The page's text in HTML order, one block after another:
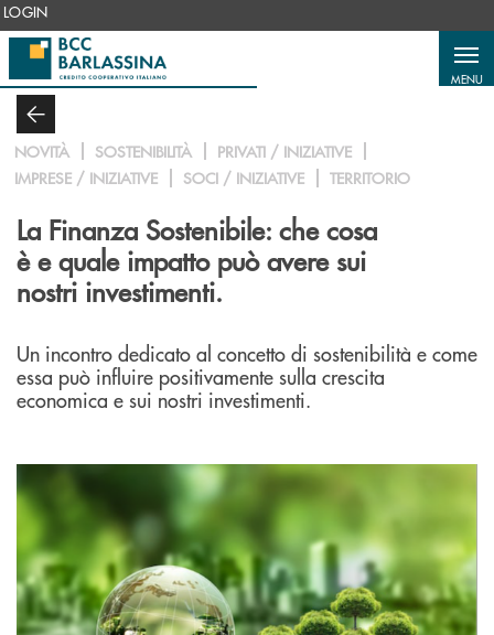
Salta al contenuto principale
LOGIN
MENU
NOVITÀ SOSTENIBILITÀ
PRIVATI / INIZIATIVE
IMPRESE / INIZIATIVE
SOCI / INIZIATIVE TERRITORIO
La Finanza Sostenibile: che cosa
è e quale impatto può avere sui
nostri investimenti.
Un incontro dedicato al concetto di sostenibilità e come
essa può influire positivamente sulla crescita
economica e sui nostri investimenti.